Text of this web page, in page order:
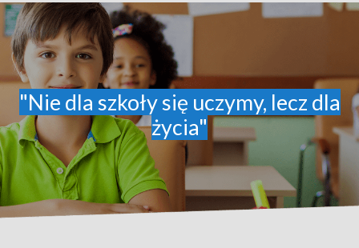
"Nie dla szkoły się uczymy, lecz dla
życia"